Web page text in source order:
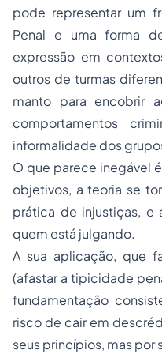
pode representar um
Penal e uma forma
expressão em
outros de turmas
manto para encobrir
comportamentos
informalidade dos
O que parece inegável
objetivos, a teoria se
prática de injustiças, e
quem está julgando.
A sua aplicação, que
(afastar a tipicidade
fundamentação
risco de cair em
seus princípios, mas por